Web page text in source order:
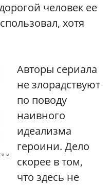
человек ее
хотя
и
Авторы сериала
не злорадствуют
по поводу
наивного
идеализма
героини. Дело
скорее в том,
что здесь не